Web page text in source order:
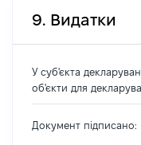
9. Видатки
У суб'єкта
об'єкти для
Документ підписано: